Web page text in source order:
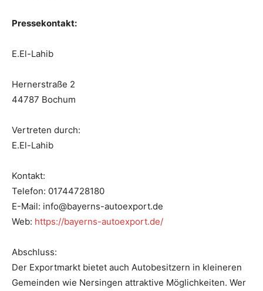
Pressekontakt:
E.El-Lahib
Hernerstraße 2
44787 Bochum
Vertreten durch:
E.El-Lahib
Kontakt:
Telefon: 01744728180
E-Mail: info@bayerns-autoexport.de
Web: https://bayerns-autoexport.de/
Abschluss:
Der Exportmarkt bietet auch Autobesitzern in kleineren
Gemeinden wie Nersingen attraktive Möglichkeiten. Wer